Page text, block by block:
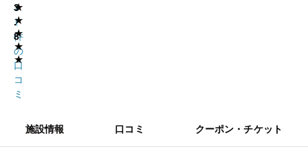
★
★
★
★
★
3
.
8
1
1
件
の
口
コ
ミ
施設情報 口コミ クーポン・チケット